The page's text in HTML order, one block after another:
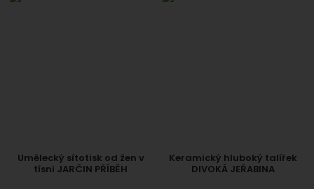
Umělecký sítotisk od žen v
tísni JARČIN PŘÍBĚH
Keramický hluboký talířek
DIVOKÁ JEŘABINA